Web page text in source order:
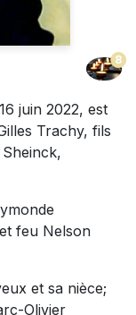
8
juin 2022, est
Trachy, fils
feu Nelson
et sa nièce;
Olivier